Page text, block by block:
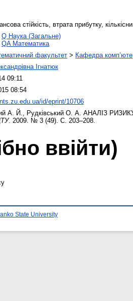
стійкість, втрата прибутку,
Q Наука (Загальне)
QA Математика
факультет > Кафедра
Ігнатюк
09:11
08:54
id/eprint/10706
А. Й. Рудківський О. А. АНАЛІЗ
. 2009. № 3 (49). С. 203–208.
ввійти)
State University